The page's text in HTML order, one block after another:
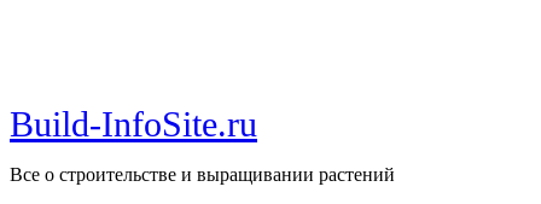
Build-InfoSite.ru
Все о строительстве и выращивании растений